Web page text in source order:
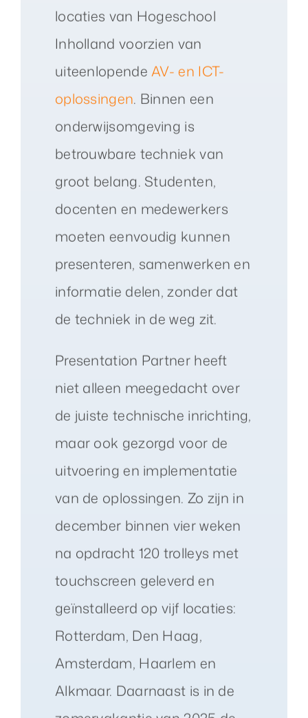
locaties van Hogeschool
Inholland voorzien van
uiteenlopendeAV- en ICT-
oplossingen. Binnen een
onderwijsomgeving is
betrouwbare techniek van
groot belang. Studenten,
docenten en medewerkers
moeten eenvoudig kunnen
presenteren, samenwerken en
informatie delen, zonder dat
de techniek in de weg zit.
Presentation Partner heeft
niet alleen meegedacht over
de juiste technische inrichting,
maar ook gezorgd voor de
uitvoering en implementatie
van de oplossingen. Zo zijn in
december binnen vier weken
na opdracht 120 trolleys met
touchscreen geleverd en
geïnstalleerd op vijf locaties:
Rotterdam, Den Haag,
Amsterdam, Haarlem en
Alkmaar. Daarnaast is in de